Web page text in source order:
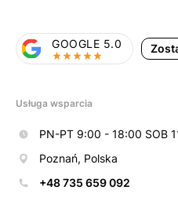
GOOGLE 5.0
Usługa wsparcia
PN-PT 9:00 - 18:00 SOB
Poznań, Polska
+48 735 659 092